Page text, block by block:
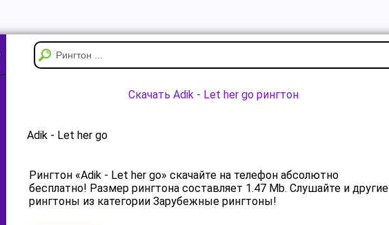
Скачать Adik - Let her go рингтон
Adik - Let her go
Рингтон «Adik - Let her go» скачайте на телефон абсолютно
бесплатно! Размер рингтона составляет 1.47 Mb. Слушайте и другие
рингтоны из категории Зарубежные рингтоны!